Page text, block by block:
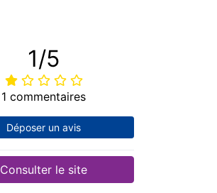
1/5
1 commentaires
Déposer un avis
Consulter le site